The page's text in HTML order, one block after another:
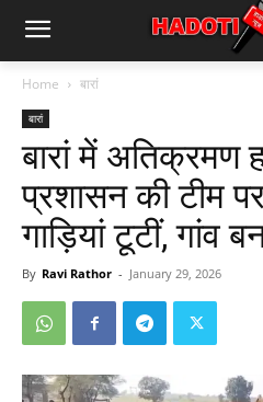
Home बारां
बारां
बारां में अतिक्रमण
प्रशासन की टीम
गाड़ियां टूटीं, गांव
By Ravi Rathor - January 29, 2026